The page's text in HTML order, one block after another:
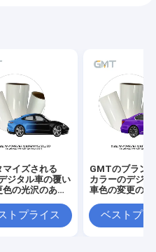
マイズされる
ジタル車の覆い
の光沢のある
トプライス
GMTのブラン
カラーのデジタ
車色の変更のビ
ベストプラ